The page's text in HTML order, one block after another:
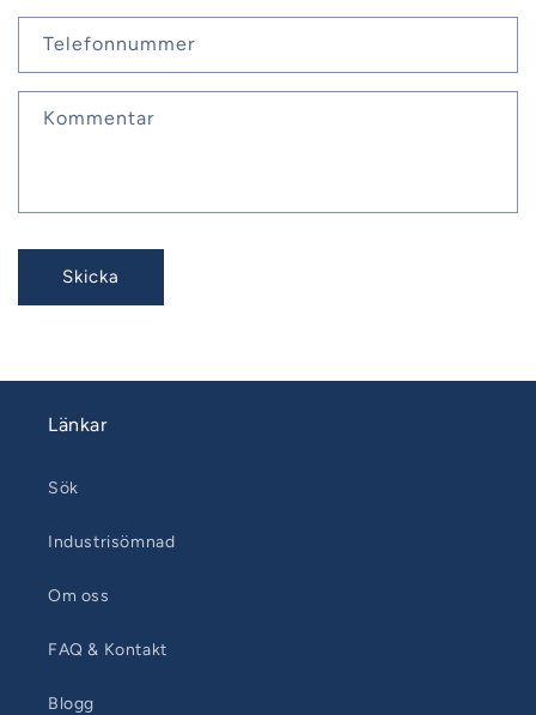
Telefonnummer
Kommentar
Skicka
Länkar
Sök
Industrisömnad
Om oss
FAQ & Kontakt
Blogg